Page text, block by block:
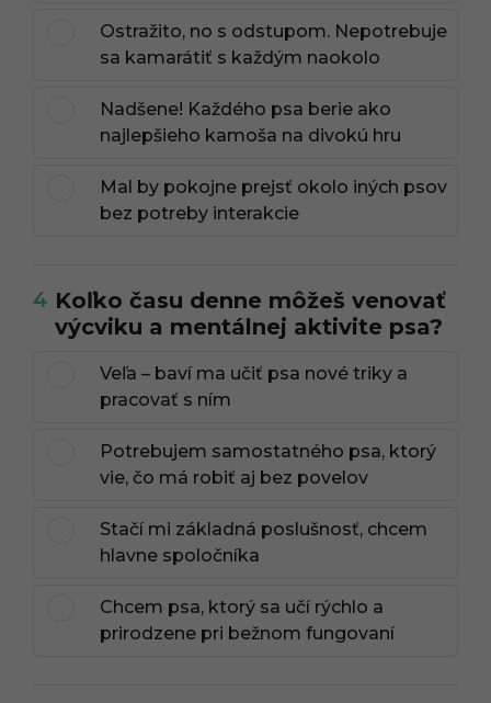
Ostražito, no s odstupom. Nepotrebuje
sa kamarátiť s každým naokolo
Nadšene! Každého psa berie ako
najlepšieho kamoša na divokú hru
Mal by pokojne prejsť okolo iných psov
bez potreby interakcie
4 Koľko času denne môžeš venovať
výcviku a mentálnej aktivite psa?
Veľa – baví ma učiť psa nové triky a
pracovať s ním
Potrebujem samostatného psa, ktorý
vie, čo má robiť aj bez povelov
Stačí mi základná poslušnosť, chcem
hlavne spoločníka
Chcem psa, ktorý sa učí rýchlo a
prirodzene pri bežnom fungovaní